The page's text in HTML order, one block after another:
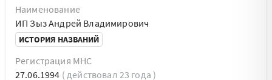
Наименование
ИП Зыз Андрей Владимирович
ИСТОРИЯ НАЗВАНИЙ
Регистрация МНС
27.06.1994 ( действовал 23 года )